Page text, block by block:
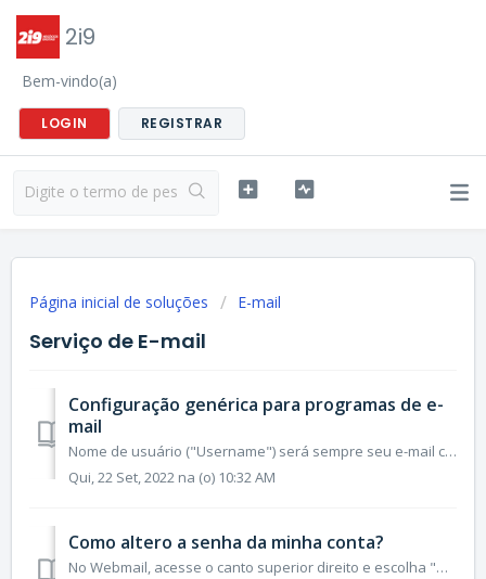
2i9
Bem-vindo(a)
LOGIN REGISTRAR
Página inicial de soluções E-mail
Serviço de E-mail
Configuração genérica para programas de e-
mail
Nome de usuário ("Username") será sempre seu e-mail completo e respectiva senha. Para a configuração de servidor de entrada, recomendamos IMAP...
Qui, 22 Set, 2022 na (o) 10:32 AM
Como altero a senha da minha conta?
No Webmail, acesse o canto superior direito e escolha "Minha Conta". Veja: Logo em seguida, verá a tela do item "Conta". Note ...